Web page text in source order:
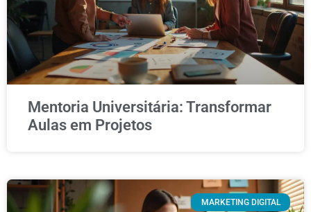
Mentoria Universitária: Transformar
Aulas em Projetos
MARKETING DIGITAL